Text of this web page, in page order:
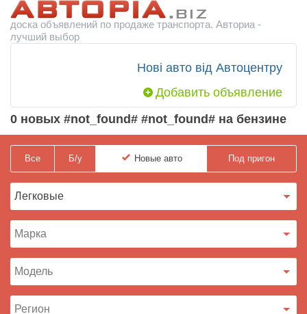
доска объявлений по продаже транспорта. Авториа -
лучший выбор
Нові авто від Автоцентру
Добавить объявление
0 новых #not_found# #not_found# на бензине
Все Б/у Новые авто Под пригон